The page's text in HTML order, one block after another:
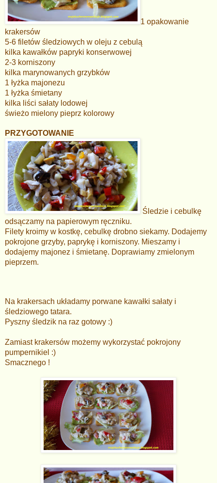
1 opakowanie
krakersów
5-6 filetów śledziowych w oleju z cebulą
kilka kawałków papryki konserwowej
2-3 korniszony
kilka marynowanych grzybków
1 łyżka majonezu
1 łyżka śmietany
kilka liści sałaty lodowej
świeżo mielony pieprz kolorowy
PRZYGOTOWANIE
Śledzie i cebulkę
odsączamy na papierowym ręczniku.
Filety kroimy w kostkę, cebulkę drobno siekamy. Dodajemy
pokrojone grzyby, paprykę i korniszony. Mieszamy i
dodajemy majonez i śmietanę. Doprawiamy zmielonym
pieprzem.
Na krakersach układamy porwane kawałki sałaty i
śledziowego tatara.
Pyszny śledzik na raz gotowy :)
Zamiast krakersów możemy wykorzystać pokrojony
pumpernikiel :)
Smacznego !